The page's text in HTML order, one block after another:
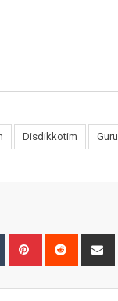
Disdikkotim Guru
Tumblr Pinterest Reddit